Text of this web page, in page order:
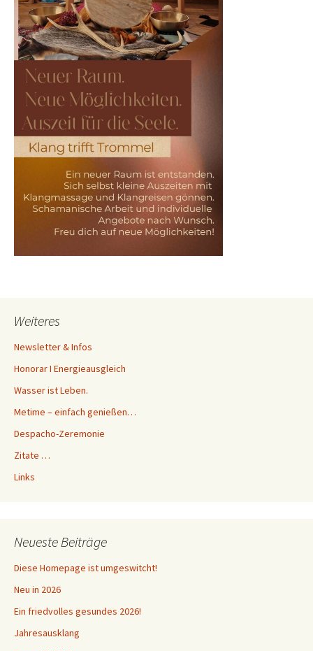
Weiteres
Newsletter & Infos
Honorar I Energieausgleich
Wasser ist Leben.
Metime – einfach genießen…
Despacho-Zeremonie
Zitate …
Links
Neueste Beiträge
Diese Homepage ist umgeswitcht!
Neu in 2026
Ein friedvolles gesundes 2026!
Jahresausklang